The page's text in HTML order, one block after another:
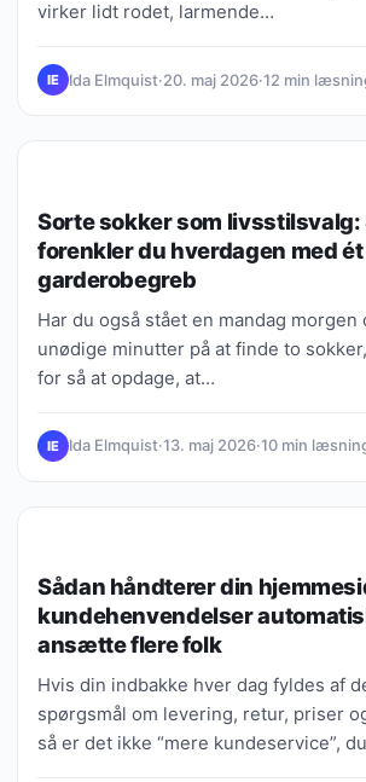
virker lidt rodet, larmende…
IE Ida Elmquist·20. maj 2026·12 min
Sorte sokker som livsstilsvalg:
forenkler du hverdagen med
garderobegreb
Har du også stået en mandag morgen
unødige minutter på at finde to
for så at opdage, at…
IE Ida Elmquist·13. maj 2026·10 min
Sådan håndterer din
kundehenvendelser
ansætte flere folk
Hvis din indbakke hver dag fyldes af
spørgsmål om levering, retur, priser
så er det ikke “mere kundeservice”,